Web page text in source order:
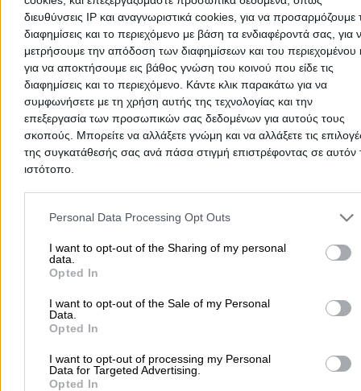
διευθύνσεις IP και αναγνωριστικά cookies, για να προσαρμόζουμε
διαφημίσεις και το περιεχόμενο με βάση τα ενδιαφέροντά σας, για
μετρήσουμε την απόδοση των διαφημίσεων και του περιεχομένου
για να αποκτήσουμε εις βάθος γνώση του κοινού που είδε τις
διαφημίσεις και το περιεχόμενο. Κάντε κλικ παρακάτω για να
συμφωνήσετε με τη χρήση αυτής της τεχνολογίας και την
επεξεργασία των προσωπικών σας δεδομένων για αυτούς τους
σκοπούς. Μπορείτε να αλλάξετε γνώμη και να αλλάξετε τις
της συγκατάθεσής σας ανά πάσα στιγμή επιστρέφοντας σε αυτόν
ιστότοπο.
Please note that this website/app uses one or more Google
and may gather and store information including but not limited to
to Google and its third-party tags to use your data for below
purposes in below Google consent section.
Personal Data Processing Opt Outs
I want to opt-out of the Sharing of my personal
data.
Opted In
I want to opt-out of the Sale of my Personal
Data.
Opted In
I want to opt-out of processing my Personal
Data for Targeted Advertising.
Opted In
Τρόποι πληρωμής
Με μετρητά στην έδρα της επιχείρησης
Με P.O.S.
Προσθήκη Αξιολόγησης
Προσθήκη αξιολόγησης